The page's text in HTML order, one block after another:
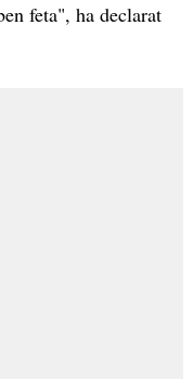
feta", ha declarat